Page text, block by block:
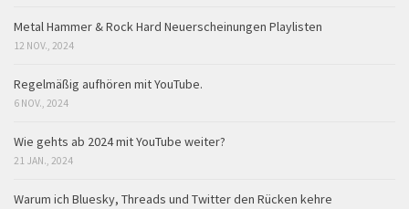
Metal Hammer & Rock Hard Neuerscheinungen Playlisten
12 NOV., 2024
Regelmäßig aufhören mit YouTube.
6 NOV., 2024
Wie gehts ab 2024 mit YouTube weiter?
21 JAN., 2024
Warum ich Bluesky, Threads und Twitter den Rücken kehre